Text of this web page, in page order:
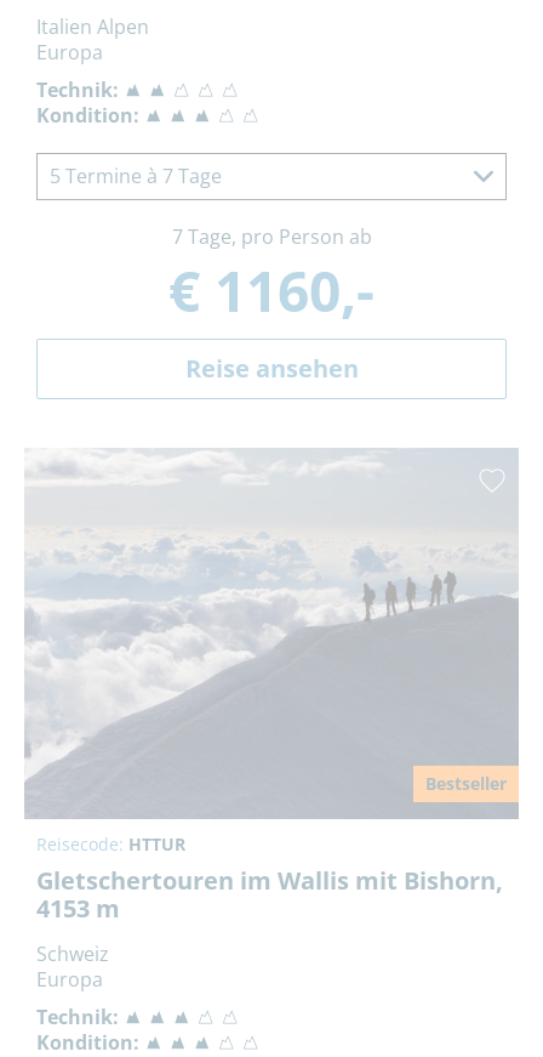
Italien Alpen
Europa
Technik:
Kondition:
5 Termine à 7 Tage
7 Tage, pro Person ab
€ 1160,-
Reise ansehen
Bestseller
Reisecode: HTTUR
Gletschertouren im Wallis mit Bishorn,
4153 m
Schweiz
Europa
Technik:
Kondition: